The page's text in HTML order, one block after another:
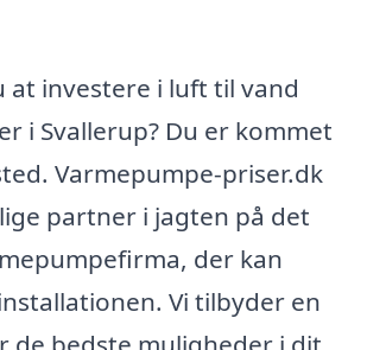
at investere i luft til vand
i Svallerup? Du er kommet
Varmepumpe-priser.dk
partner i jagten på det
der kan
Vi tilbyder en